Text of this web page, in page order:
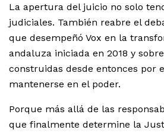
La apertura del juicio no solo
judiciales. También reabre el
que desempeñó Vox en la
andaluza iniciada en 2018 y
construidas desde entonces por
mantenerse en el poder.
Porque más allá de las
que finalmente determine la